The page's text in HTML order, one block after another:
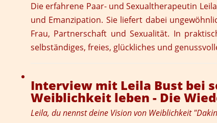
Die erfahrene Paar- und Sexualtherapeutin
und Emanzipation. Sie liefert dabei
Frau, Partnerschaft und Sexualität. In
selbständiges, freies, glückliches und
Interview mit Leila Bust bei
Weiblichkeit leben - Die
Leila, du nennst deine Vision von Weiblichkeit